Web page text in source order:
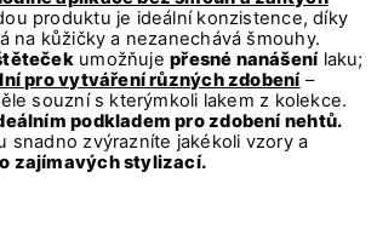
produktu je ideální konzistence, díky
na kůžičky a nezanechává šmouhy.
umožňujepřesné nanášenílaku;
pro vytváření různých zdobení–
souzní s kterýmkoli lakem z kolekce.
podkladem pro zdobení nehtů.
snadno zvýrazníte jakékoli vzory a
zajímavých stylizací.